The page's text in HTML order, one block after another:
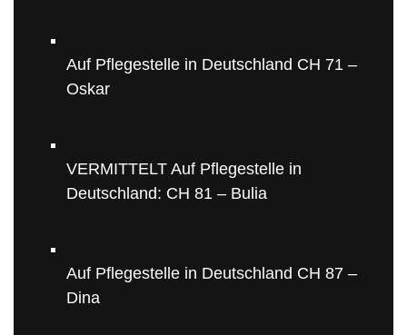
Auf Pflegestelle in Deutschland CH 71 –
Oskar
VERMITTELT Auf Pflegestelle in
Deutschland: CH 81 – Bulia
Auf Pflegestelle in Deutschland CH 87 –
Dina